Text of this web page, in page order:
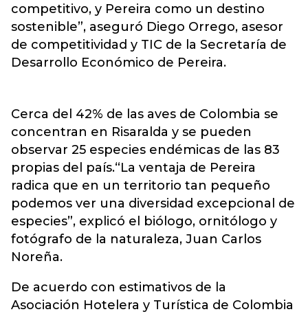
competitivo, y Pereira como un destino
sostenible”, aseguró Diego Orrego, asesor
de competitividad y TIC de la Secretaría de
Desarrollo Económico de Pereira.
Cerca del 42% de las aves de Colombia se
concentran en Risaralda y se pueden
observar 25 especies endémicas de las 83
propias del país.“La ventaja de Pereira
radica que en un territorio tan pequeño
podemos ver una diversidad excepcional de
especies”, explicó el biólogo, ornitólogo y
fotógrafo de la naturaleza, Juan Carlos
Noreña.
De acuerdo con estimativos de la
Asociación Hotelera y Turística de Colombia